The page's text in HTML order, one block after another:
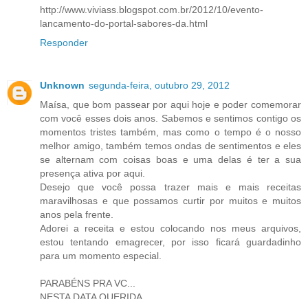
http://www.viviass.blogspot.com.br/2012/10/evento-
lancamento-do-portal-sabores-da.html
Responder
Unknown segunda-feira, outubro 29, 2012
Maísa, que bom passear por aqui hoje e poder comemorar
com você esses dois anos. Sabemos e sentimos contigo os
momentos tristes também, mas como o tempo é o nosso
melhor amigo, também temos ondas de sentimentos e eles
se alternam com coisas boas e uma delas é ter a sua
presença ativa por aqui.
Desejo que você possa trazer mais e mais receitas
maravilhosas e que possamos curtir por muitos e muitos
anos pela frente.
Adorei a receita e estou colocando nos meus arquivos,
estou tentando emagrecer, por isso ficará guardadinho
para um momento especial.
PARABÉNS PRA VC...